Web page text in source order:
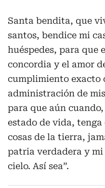
Santa bendita, que
santos, bendice mi
huéspedes, para que
concordia y el amor
cumplimiento exacto
administración de
para que aún
estado de vida,
cosas de la tierra,
patria verdadera y
cielo. Así sea”.